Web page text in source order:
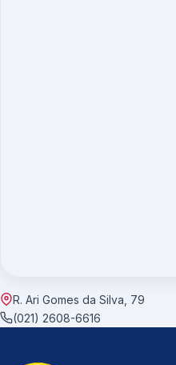
R. Ari Gomes da Silva, 79
(021) 2608-6616